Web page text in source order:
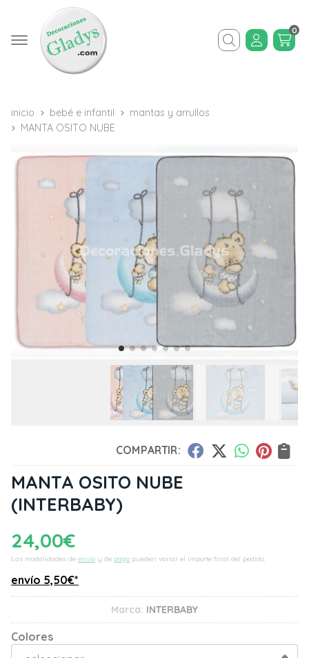
Buscar
0
inicio bebé e infantil
mantas y arrullos
MANTA OSITO NUBE
COMPARTIR:
MANTA OSITO NUBE
(INTERBABY)
24,00€
Las modalidades de envío y de pago pueden variar el importe final del pedido.
envío 5,50€*
Marca: INTERBABY
Colores